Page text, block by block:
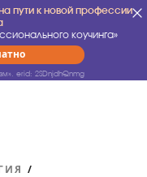
пути к новой профессии
коучинга»
erid: 2SDnjdhQnmg
/